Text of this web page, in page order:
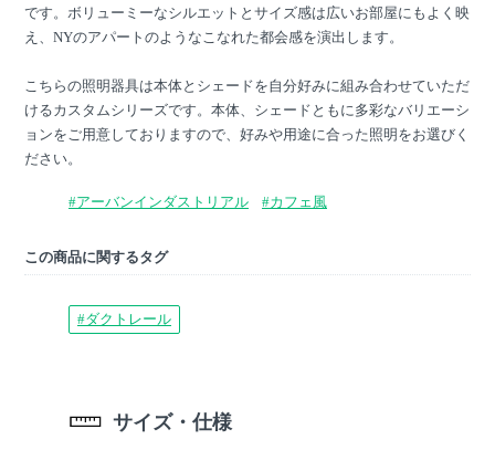
です。ボリューミーなシルエットとサイズ感は広いお部屋にもよく映
え、NYのアパートのようなこなれた都会感を演出します。
こちらの照明器具は本体とシェードを自分好みに組み合わせていただ
けるカスタムシリーズです。本体、シェードともに多彩なバリエーシ
ョンをご用意しておりますので、好みや用途に合った照明をお選びく
ださい。
#アーバンインダストリアル #カフェ風
この商品に関するタグ
#ダクトレール
サイズ・仕様